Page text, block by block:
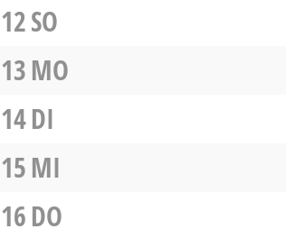
12SO
13MO
14DI
15MI
16DO